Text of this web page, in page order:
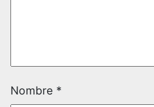
Nombre *